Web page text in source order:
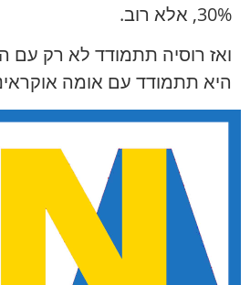
30%, אלא רוב.
ואז רוסיה תתמודד לא רק עם
היא תתמודד עם אומה